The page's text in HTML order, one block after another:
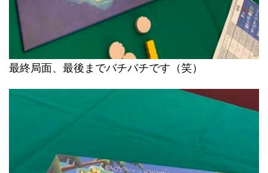
最終局面、最後までバチバチです（笑）